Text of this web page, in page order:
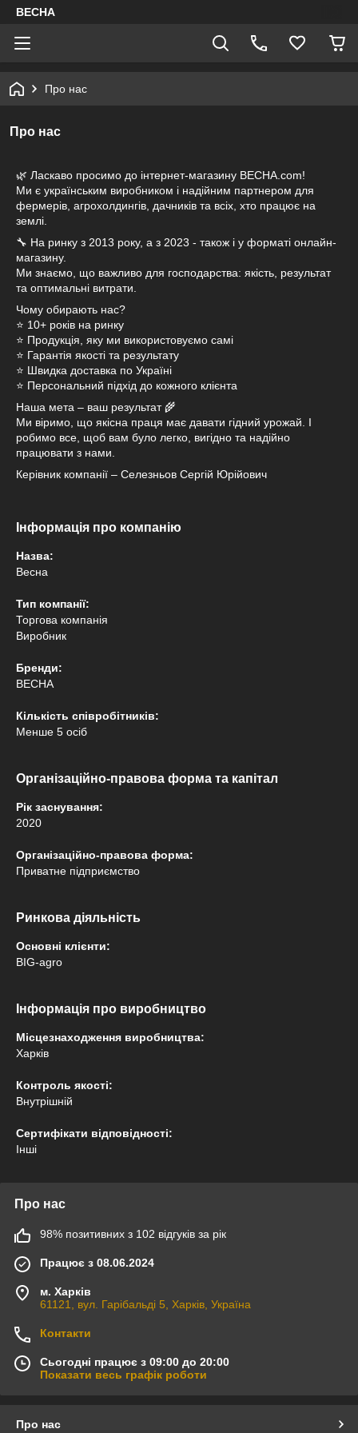
ВЕСНА
Про нас
Про нас
🌿 Ласкаво просимо до інтернет-магазину ВЕСНА.com!
Ми є українським виробником і надійним партнером для
фермерів, агрохолдингів, дачників та всіх, хто працює на
землі.
🔧 На ринку з 2013 року, а з 2023 - також і у форматі онлайн-
магазину.
Ми знаємо, що важливо для господарства: якість, результат
та оптимальні витрати.
Чому обирають нас?
⭐ 10+ років на ринку
⭐ Продукція, яку ми використовуємо самі
⭐ Гарантія якості та результату
⭐ Швидка доставка по Україні
⭐ Персональний підхід до кожного клієнта
Наша мета – ваш результат 🌾
Ми віримо, що якісна праця має давати гідний урожай. І
робимо все, щоб вам було легко, вигідно та надійно
працювати з нами.
Керівник компанії – Селезньов Сергій Юрійович
Інформація про компанію
Назва:
Весна
Тип компанії:
Торгова компанія
Виробник
Бренди:
ВЕСНА
Кількість співробітників:
Менше 5 осіб
Організаційно-правова форма та капітал
Рік заснування:
2020
Організаційно-правова форма:
Приватне підприємство
Ринкова діяльність
Основні клієнти:
BIG-agro
Інформація про виробництво
Місцезнаходження виробництва:
Харків
Контроль якості:
Внутрішній
Сертифікати відповідності:
Інші
Про нас
98% позитивних з 102 відгуків за рік
Працює з 08.06.2024
м. Харків
61121, вул. Гарібальді 5, Харків, Україна
Контакти
Сьогодні працює з 09:00 до 20:00
Показати весь графік роботи
Про нас